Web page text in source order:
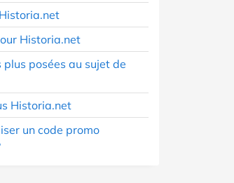
Historia.net
plus posées au sujet de
Historia.net
un code promo